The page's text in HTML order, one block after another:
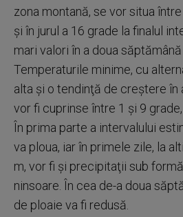
zona montană, se vor situa
şi în jurul a 16 grade la finalul
mari valori în a doua
Temperaturile minime, cu
alta şi o tendinţă de creştere în
vor fi cuprinse între 1 şi 9
În prima parte a intervalului
va ploua, iar în primele zile, la
m, vor fi şi precipitaţii sub
ninsoare. În cea de-a doua
de ploaie va fi redusă.